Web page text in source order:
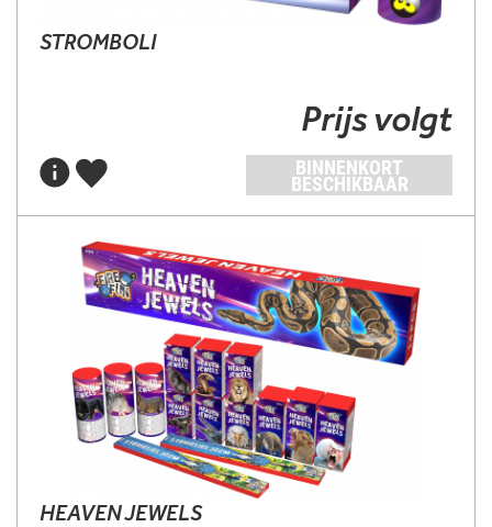
STROMBOLI
Prijs volgt
BINNENKORT
BESCHIKBAAR
HEAVEN JEWELS